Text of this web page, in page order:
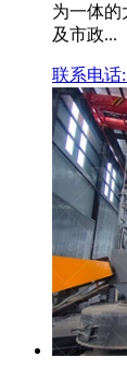
为一体的
及市政...
联系电话: